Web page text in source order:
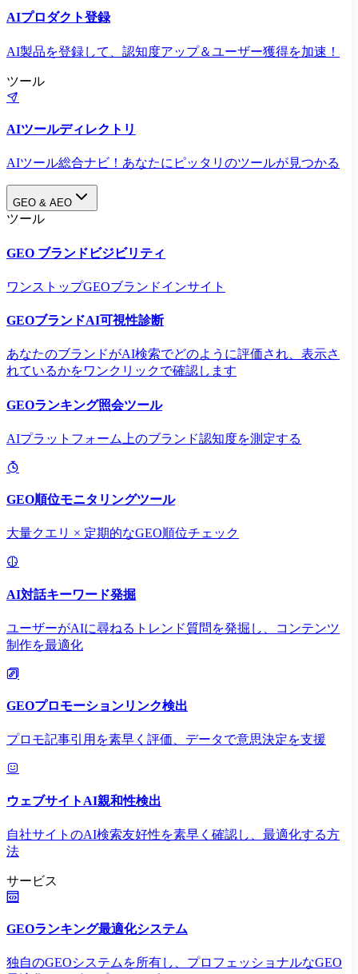
AIプロダクト登録
AI製品を登録して、認知度アップ＆ユーザー獲得を加速！
ツール
AIツールディレクトリ
AIツール総合ナビ！あなたにピッタリのツールが見つかる
GEO & AEO
ツール
GEO ブランドビジビリティ
ワンストップGEOブランドインサイト
GEOブランドAI可視性診断
あなたのブランドがAI検索でどのように評価され、表示さ
れているかをワンクリックで確認します
GEOランキング照会ツール
AIプラットフォーム上のブランド認知度を測定する
GEO順位モニタリングツール
大量クエリ × 定期的なGEO順位チェック
AI対話キーワード発掘
ユーザーがAIに尋ねるトレンド質問を発掘し、コンテンツ
制作を最適化
GEOプロモーションリンク検出
プロモ記事引用を素早く評価、データで意思決定を支援
ウェブサイトAI親和性検出
自社サイトのAI検索友好性を素早く確認し、最適化する方
法
サービス
GEOランキング最適化システム
独自のGEOシステムを所有し、プロフェッショナルなGEO